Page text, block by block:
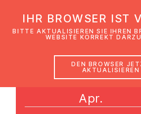
03
Apr.
IHR BROWSER IST
BITTE AKTUALISIEREN SIE IHREN
WEBSITE KORREKT
DEN BROWSER
AKTUALISIEREN